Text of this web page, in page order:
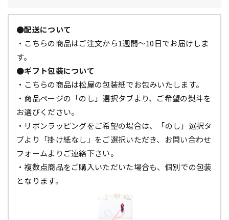
●配送について
・こちらの商品はご注文から1週間～10日でお届けしま
す。
●ギフト包装について
・こちらの商品は松屋の包装紙でお包みいたします。
・商品ページの「のし」選択タブより、ご希望の熨斗を
お選びください。
・リボンラッピングをご希望の場合は、「のし」選択タ
ブより「掛け紙なし」をご選択いただき、お問い合わせ
フォームよりご連絡下さい。
・複数点商品をご購入いただいた場合も、個別での包装
となります。